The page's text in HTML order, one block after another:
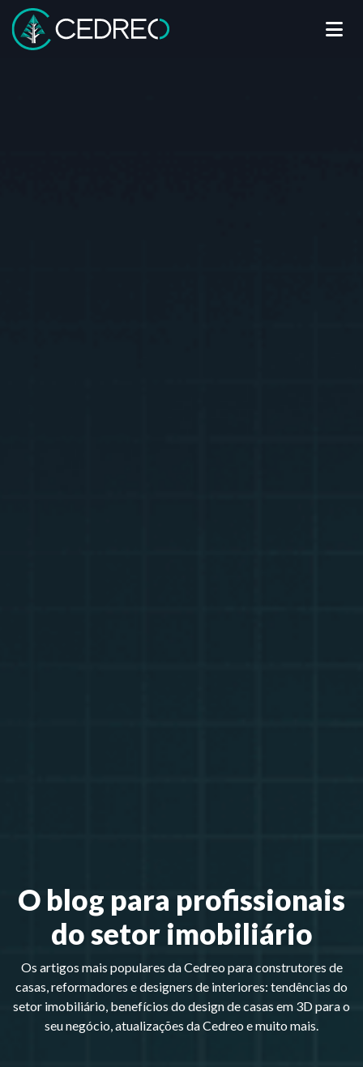
O blog para profissionais
do setor imobiliário
Os artigos mais populares da Cedreo para construtores de
casas, reformadores e designers de interiores: tendências do
setor imobiliário, benefícios do design de casas em 3D para o
seu negócio, atualizações da Cedreo e muito mais.